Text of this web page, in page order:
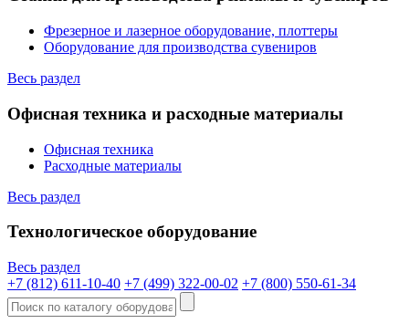
Фрезерное и лазерное оборудование, плоттеры
Оборудование для производства сувениров
Весь раздел
Офисная техника и расходные материалы
Офисная техника
Расходные материалы
Весь раздел
Технологическое оборудование
Весь раздел
+7 (812) 611-10-40 +7 (499) 322-00-02 +7 (800) 550-61-34